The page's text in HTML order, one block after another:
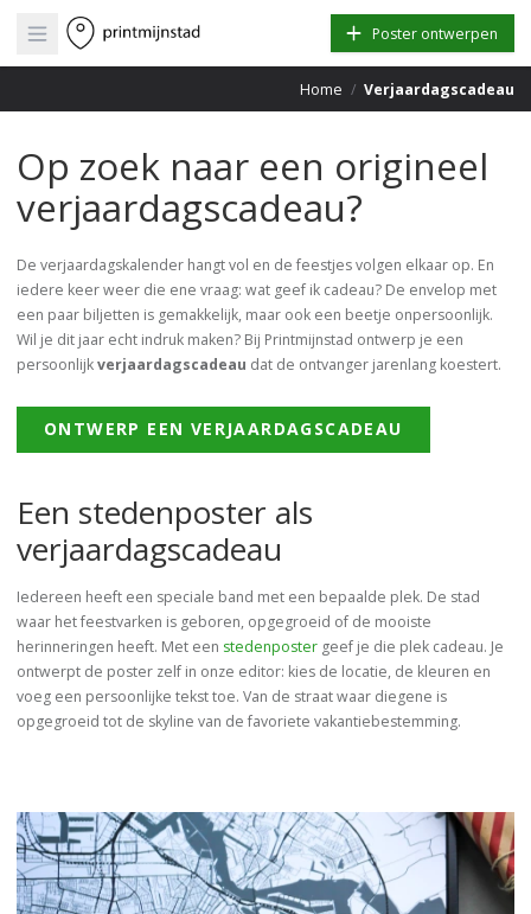
Open main menu Poster ontwerpen
Home / Verjaardagscadeau
Op zoek naar een origineel
verjaardagscadeau?
De verjaardagskalender hangt vol en de feestjes volgen elkaar op. En
iedere keer weer die ene vraag: wat geef ik cadeau? De envelop met
een paar biljetten is gemakkelijk, maar ook een beetje onpersoonlijk.
Wil je dit jaar echt indruk maken? Bij Printmijnstad ontwerp je een
persoonlijkverjaardagscadeau dat de ontvanger jarenlang koestert.
ONTWERP EEN VERJAARDAGSCADEAU
Een stedenposter als
verjaardagscadeau
Iedereen heeft een speciale band met een bepaalde plek. De stad
waar het feestvarken is geboren, opgegroeid of de mooiste
herinneringen heeft. Met een stedenposter geef je die plek cadeau. Je
ontwerpt de poster zelf in onze editor: kies de locatie, de kleuren en
voeg een persoonlijke tekst toe. Van de straat waar diegene is
opgegroeid tot de skyline van de favoriete vakantiebestemming.